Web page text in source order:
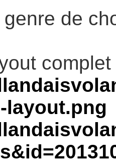
de
layout.png